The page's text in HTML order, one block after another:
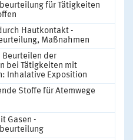
für Tätigkeiten
Hautkontakt -
Maßnahmen
Beurteilen der
bei Tätigkeiten mit
Inhalative Exposition
Stoffe für Atemwege
Gasen -